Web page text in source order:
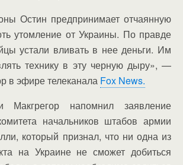
Остин предпринимает отчаянную
утомление от Украины. По правде
устали вливать в нее деньги. Им
технику в эту черную дыру», —
в эфире телеканала Fox News.
напомнил заявление
начальников штабов армии
который признал, что ни одна из
на Украине не сможет добиться